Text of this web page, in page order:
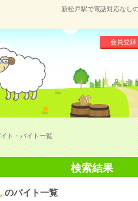
新松戸駅で電話対応なし
会員登録
ト・バイト一覧
検索結果
のバイト一覧